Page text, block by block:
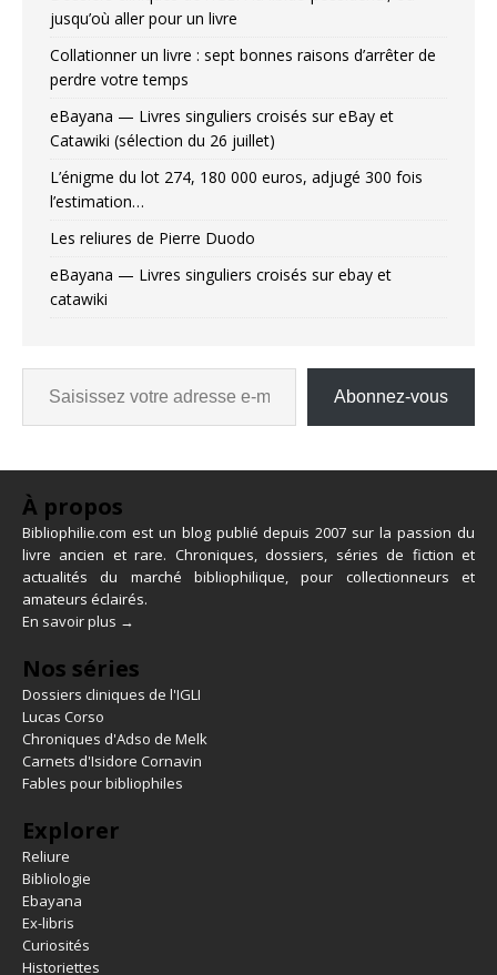
jusqu’où aller pour un livre
Collationner un livre : sept bonnes raisons d’arrêter de
perdre votre temps
eBayana — Livres singuliers croisés sur eBay et
Catawiki (sélection du 26 juillet)
L’énigme du lot 274, 180 000 euros, adjugé 300 fois
l’estimation…
Les reliures de Pierre Duodo
eBayana — Livres singuliers croisés sur ebay et
catawiki
Abonnez-vous
À propos
Bibliophilie.com est un blog publié depuis 2007 sur la passion du
livre ancien et rare. Chroniques, dossiers, séries de fiction et
actualités du marché bibliophilique, pour collectionneurs et
amateurs éclairés.
En savoir plus →
Nos séries
Dossiers cliniques de l'IGLI
Lucas Corso
Chroniques d'Adso de Melk
Carnets d'Isidore Cornavin
Fables pour bibliophiles
Explorer
Reliure
Bibliologie
Ebayana
Ex-libris
Curiosités
Historiettes